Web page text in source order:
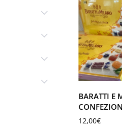
BARATTI E
12,00€